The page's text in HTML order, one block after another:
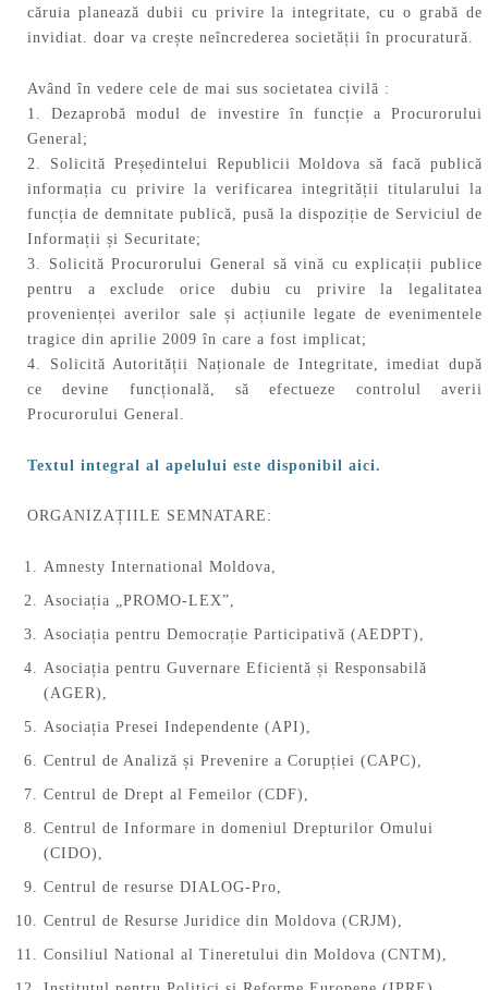
căruia planează dubii cu privire la integritate, cu o grabă de
invidiat. doar va crește neîncrederea societății în procuratură.
Având în vedere cele de mai sus societatea civilă :
1. Dezaprobă modul de investire în funcție a Procurorului
General;
2. Solicită Președintelui Republicii Moldova să facă publică
informația cu privire la verificarea integrității titularului la
funcția de demnitate publică, pusă la dispoziție de Serviciul de
Informații și Securitate;
3. Solicită Procurorului General să vină cu explicații publice
pentru a exclude orice dubiu cu privire la legalitatea
provenienței averilor sale și acțiunile legate de evenimentele
tragice din aprilie 2009 în care a fost implicat;
4. Solicită Autorității Naționale de Integritate, imediat după
ce devine funcțională, să efectueze controlul averii
Procurorului General.
Textul integral al apelului este disponibil aici.
ORGANIZAȚIILE SEMNATARE:
Amnesty International Moldova,
Asociația „PROMO-LEX”,
Asociația pentru Democrație Participativă (AEDPT),
Asociația pentru Guvernare Eficientă și Responsabilă
(AGER),
Asociația Presei Independente (API),
Centrul de Analiză și Prevenire a Corupției (CAPC),
Centrul de Drept al Femeilor (CDF),
Centrul de Informare in domeniul Drepturilor Omului
(CIDO),
Centrul de resurse DIALOG-Pro,
Centrul de Resurse Juridice din Moldova (CRJM),
Consiliul National al Tineretului din Moldova (CNTM),